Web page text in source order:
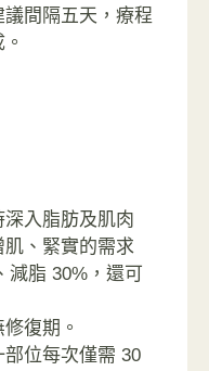
間隔五天，療程
入脂肪及肌肉
、緊實的需求
脂 30%，還可
復期。
位每次僅需 30